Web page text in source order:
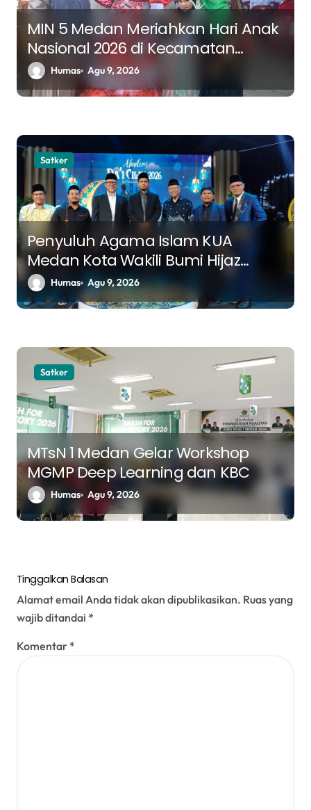
s MIN 5 Medan Meriahkan Hari Anak
Nasional 2026 di Kecamatan
Medan Belawan
Humas Agu 9, 2026
Satker
Penyuluh Agama Islam KUA
Medan Kota Wakili Bumi Hijaz
Darussalam Tour and Travel
dalam Dai Cilik TVRI Sumatera
Humas Agu 9, 2026
Satker
MTsN 1 Medan Gelar Workshop
MGMP Deep Learning dan KBC
Humas Agu 9, 2026
Tinggalkan Balasan
Alamat email Anda tidak akan dipublikasikan. Ruas yang
wajib ditandai *
Komentar *